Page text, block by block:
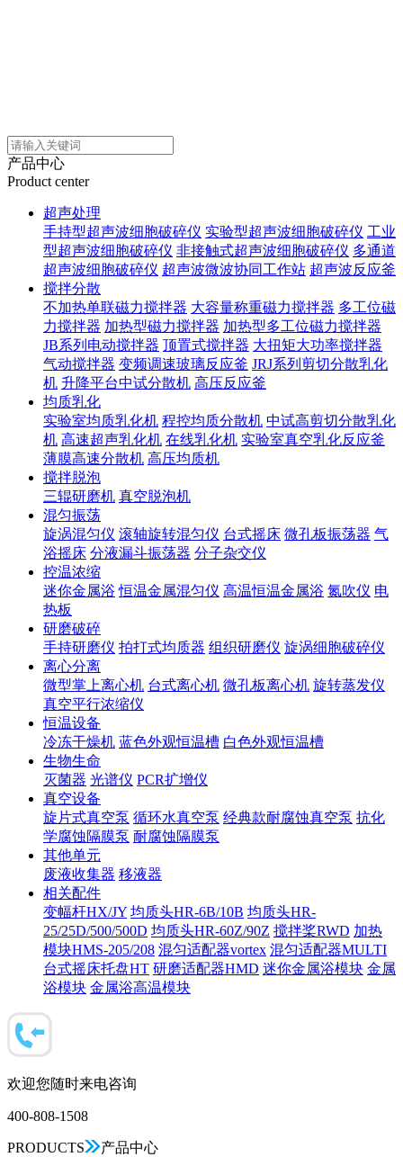
产品中心
Product center
超声处理
手持型超声波细胞破碎仪 实验型超声波细胞破碎仪 工业
型超声波细胞破碎仪 非接触式超声波细胞破碎仪 多通道
超声波细胞破碎仪 超声波微波协同工作站 超声波反应釜
搅拌分散
不加热单联磁力搅拌器 大容量称重磁力搅拌器 多工位磁
力搅拌器 加热型磁力搅拌器 加热型多工位磁力搅拌器
JB系列电动搅拌器 顶置式搅拌器 大扭矩大功率搅拌器
气动搅拌器 变频调速玻璃反应釜 JRJ系列剪切分散乳化
机 升降平台中试分散机 高压反应釜
均质乳化
实验室均质乳化机 程控均质分散机 中试高剪切分散乳化
机 高速超声乳化机 在线乳化机 实验室真空乳化反应釜
薄膜高速分散机 高压均质机
搅拌脱泡
三辊研磨机 真空脱泡机
混匀振荡
旋涡混匀仪 滚轴旋转混匀仪 台式摇床 微孔板振荡器 气
浴摇床 分液漏斗振荡器 分子杂交仪
控温浓缩
迷你金属浴 恒温金属混匀仪 高温恒温金属浴 氮吹仪 电
热板
研磨破碎
手持研磨仪 拍打式均质器 组织研磨仪 旋涡细胞破碎仪
离心分离
微型掌上离心机 台式离心机 微孔板离心机 旋转蒸发仪
真空平行浓缩仪
恒温设备
冷冻干燥机 蓝色外观恒温槽 白色外观恒温槽
生物生命
灭菌器 光谱仪 PCR扩增仪
真空设备
旋片式真空泵 循环水真空泵 经典款耐腐蚀真空泵 抗化
学腐蚀隔膜泵 耐腐蚀隔膜泵
其他单元
废液收集器 移液器
相关配件
变幅杆HX/JY 均质头HR-6B/10B 均质头HR-
25/25D/500/500D 均质头HR-60Z/90Z 搅拌桨RWD 加热
模块HMS-205/208 混匀适配器vortex 混匀适配器MULTI
台式摇床托盘HT 研磨适配器HMD 迷你金属浴模块 金属
浴模块 金属浴高温模块
欢迎您随时来电咨询
400-808-1508
PRODUCTS 产品中心